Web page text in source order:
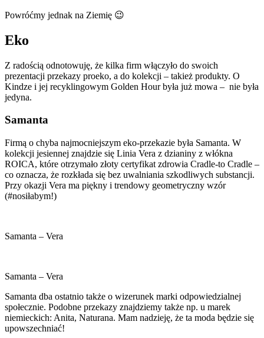
Powróćmy jednak na Ziemię 😉
Eko
Z radością odnotowuję, że kilka firm włączyło do swoich
prezentacji przekazy proeko, a do kolekcji – takież produkty. O
Kindze i jej recyklingowym Golden Hour była już mowa – nie była
jedyna.
Samanta
Firmą o chyba najmocniejszym eko-przekazie była Samanta. W
kolekcji jesiennej znajdzie się Linia Vera z dzianiny z włókna
ROICA, które otrzymało złoty certyfikat zdrowia Cradle-to Cradle –
co oznacza, że rozkłada się bez uwalniania szkodliwych substancji.
Przy okazji Vera ma piękny i trendowy geometryczny wzór
(#nosiłabym!)
Samanta – Vera
Samanta – Vera
Samanta dba ostatnio także o wizerunek marki odpowiedzialnej
społecznie. Podobne przekazy znajdziemy także np. u marek
niemieckich: Anita, Naturana. Mam nadzieję, że ta moda będzie się
upowszechniać!